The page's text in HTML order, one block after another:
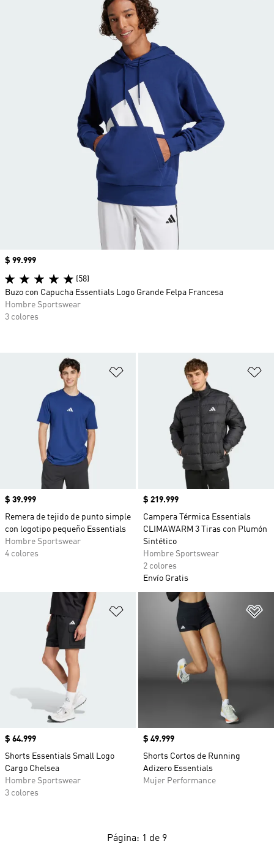
Añadir a la lista de deseos
Precio
$ 39.999
Remera de tejido de punto simple
con logotipo pequeño Essentials
Hombre Sportswear
4 colores
Precio
$ 219.999
Campera Térmica Essentials
CLIMAWARM 3 Tiras con Plumón
Sintético
Hombre Sportswear
2 colores
Envío Gratis
Añadir a la lista de deseos
Precio
$ 64.999
Shorts Essentials Small Logo
Cargo Chelsea
Hombre Sportswear
3 colores
Precio
$ 49.999
Shorts Cortos de Running
Adizero Essentials
Mujer Performance
Precio
$ 99.999
(58)
Buzo con Capucha Essentials Logo Grande Felpa Francesa
Hombre Sportswear
3 colores
Página: 1 de 9